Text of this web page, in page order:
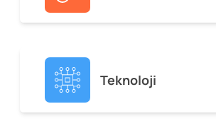
Teknoloji